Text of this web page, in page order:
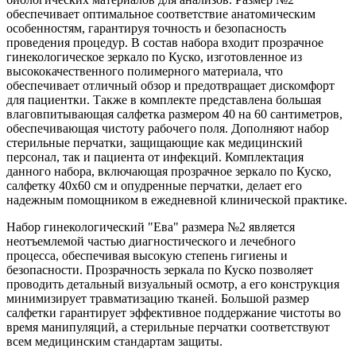
обеспечивает оптимальное соответствие анатомическим
особенностям, гарантируя точность и безопасность
проведения процедур. В состав набора входит прозрачное
гинекологическое зеркало по Куско, изготовленное из
высококачественного полимерного материала, что
обеспечивает отличный обзор и предотвращает дискомфорт
для пациентки. Также в комплекте представлена большая
влаговпитывающая салфетка размером 40 на 60 сантиметров,
обеспечивающая чистоту рабочего поля. Дополняют набор
стерильные перчатки, защищающие как медицинский
персонал, так и пациента от инфекций. Комплектация
данного набора, включающая прозрачное зеркало по Куско,
салфетку 40х60 см и опудренные перчатки, делает его
надежным помощником в ежедневной клинической практике.
Набор гинекологический "Ева" размера №2 является
неотъемлемой частью диагностического и лечебного
процесса, обеспечивая высокую степень гигиены и
безопасности. Прозрачность зеркала по Куско позволяет
проводить детальный визуальный осмотр, а его конструкция
минимизирует травматизацию тканей. Большой размер
салфетки гарантирует эффективное поддержание чистоты во
время манипуляций, а стерильные перчатки соответствуют
всем медицинским стандартам защиты.